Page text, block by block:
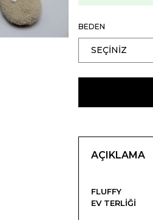
BEDEN
AÇIKLAMA
FLUFFY
EV TERLIĞI